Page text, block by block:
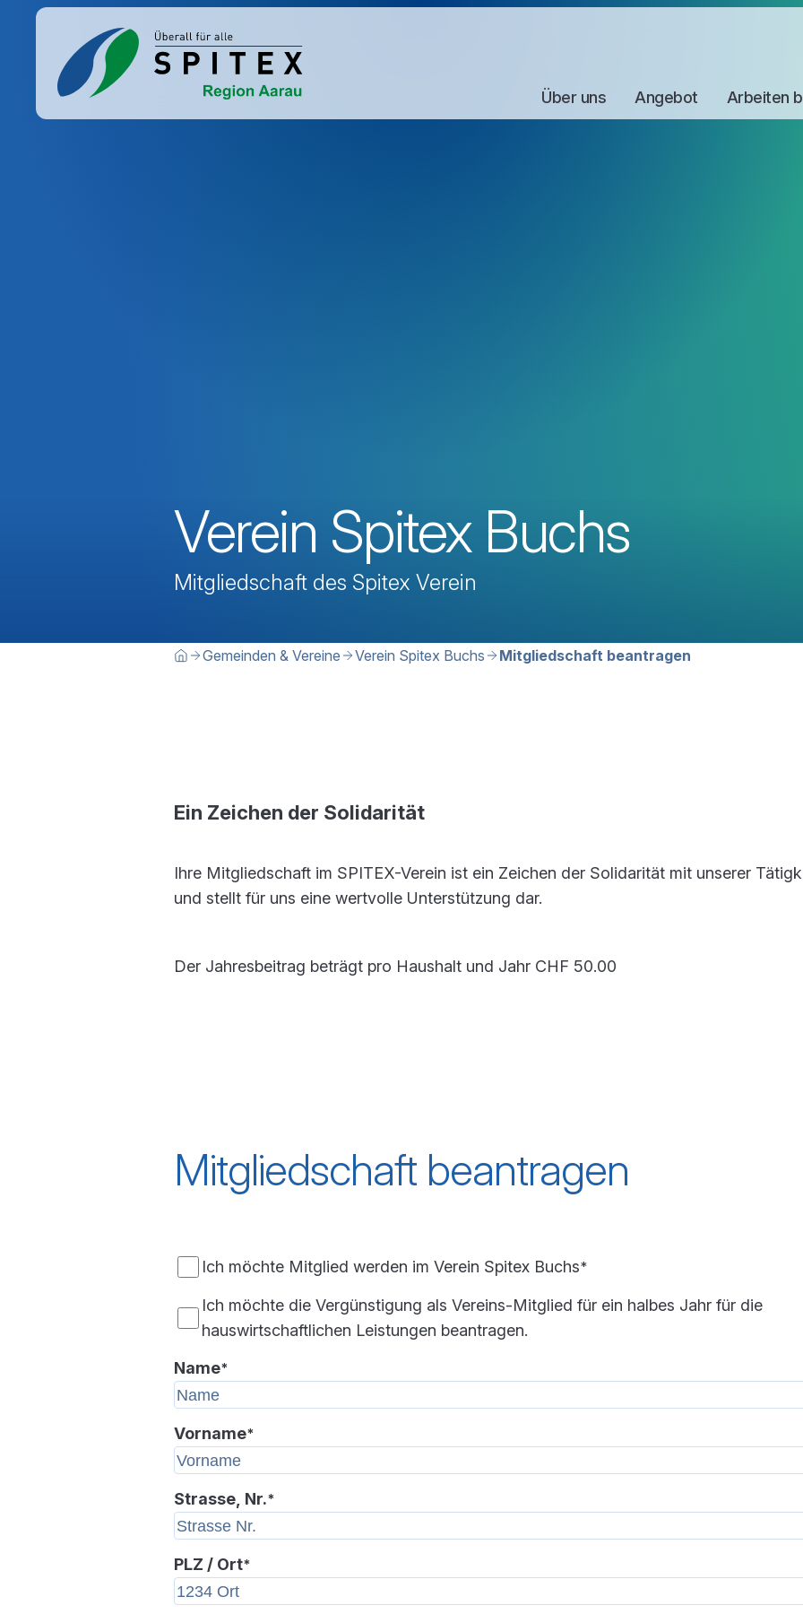
Über uns Angebot Arbeiten
Verein Spitex Buchs
Mitgliedschaft des Spitex Verein
Breadcrumbnavigation
Sie befinden sich hier:
HomeGemeinden & Vereine Verein Spitex Buchs Mitgliedschaft beantragen
Ein Zeichen der Solidarität
Ihre Mitgliedschaft im SPITEX-Verein ist ein Zeichen der Solidarität mit unserer
und stellt für uns eine wertvolle Unterstützung dar.
Der Jahresbeitrag beträgt pro Haushalt und Jahr CHF 50.00
Mitgliedschaft beantragen
Ich möchte Mitglied werden im Verein Spitex Buchs*
Ich möchte die Vergünstigung als Vereins-Mitglied für ein halbes Jahr für die
hauswirtschaftlichen Leistungen beantragen.
Name*
Vorname*
Strasse, Nr.*
PLZ / Ort*